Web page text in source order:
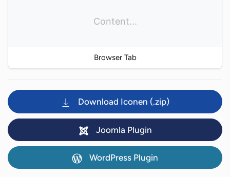
Content...
Browser Tab
Download Iconen (.zip)
Joomla Plugin
WordPress Plugin